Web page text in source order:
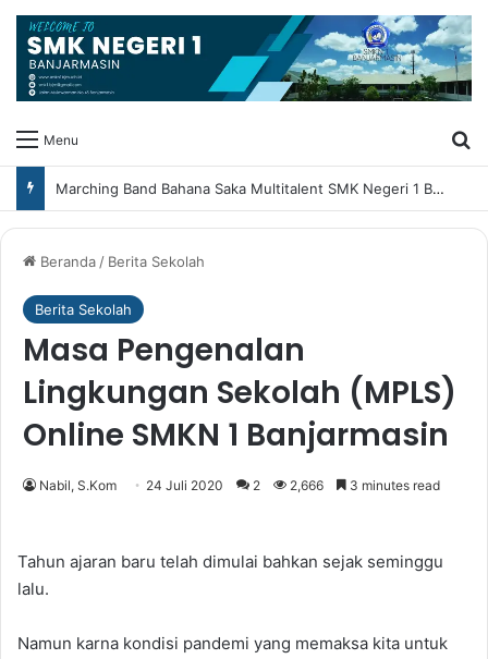
Menu
Marching Band Bahana Saka Multitalent SMK Negeri 1 Banjarmasin Borong Prestasi di Festival Borneo Marching Day 2026
Beranda/ Berita Sekolah
Berita Sekolah
Masa Pengenalan
Lingkungan Sekolah (MPLS)
Online SMKN 1 Banjarmasin
Nabil, S.Kom 24 Juli 2020 2 2,666 3 minutes read
Tahun ajaran baru telah dimulai bahkan sejak seminggu
lalu.
Namun karna kondisi pandemi yang memaksa kita untuk